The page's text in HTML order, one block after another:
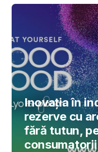
Inovația în
rezerve cu
fără tutun,